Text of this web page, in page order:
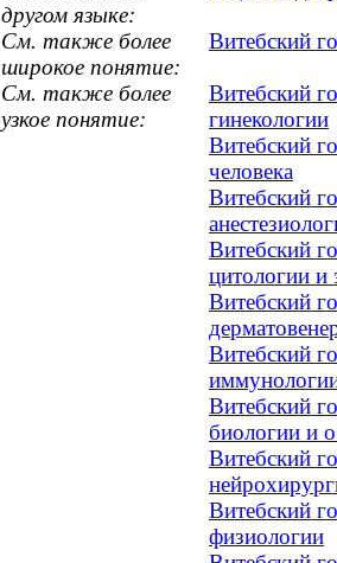
другом языке:
См. также более
широкое понятие:
Витебский
См. также более
узкое понятие:
Витебский
гинекологии
Витебский
человека
Витебский
Витебский
цитологии и
Витебский
Витебский
Витебский
биологии и
Витебский
Витебский
физиологии